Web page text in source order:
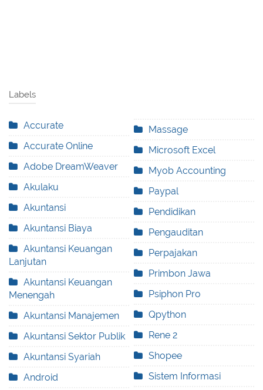
Labels
Accurate
Accurate Online
Adobe DreamWeaver
Akulaku
Akuntansi
Akuntansi Biaya
Akuntansi Keuangan
Lanjutan
Akuntansi Keuangan
Menengah
Akuntansi Manajemen
Akuntansi Sektor Publik
Akuntansi Syariah
Android
Massage
Microsoft Excel
Myob Accounting
Paypal
Pendidikan
Pengauditan
Perpajakan
Primbon Jawa
Psiphon Pro
Qpython
Rene 2
Shopee
Sistem Informasi